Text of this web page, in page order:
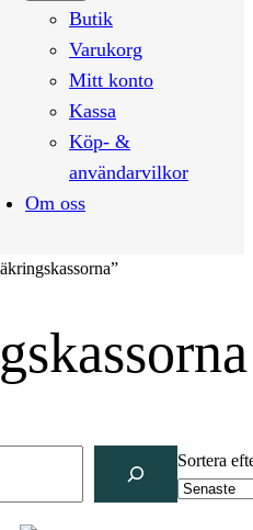
Butik
Varukorg
Mitt konto
Kassa
Köp- &
användarvilkor
Om oss
Sortera